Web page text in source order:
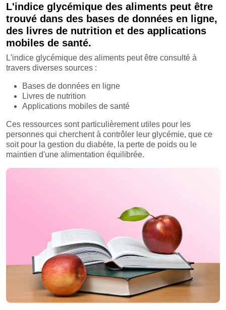
L'indice glycémique des aliments peut être
trouvé dans des bases de données en ligne,
des livres de nutrition et des applications
mobiles de santé.
L'indice glycémique des aliments peut être consulté à
travers diverses sources :
Bases de données en ligne
Livres de nutrition
Applications mobiles de santé
Ces ressources sont particulièrement utiles pour les
personnes qui cherchent à contrôler leur glycémie, que ce
soit pour la gestion du diabète, la perte de poids ou le
maintien d'une alimentation équilibrée.